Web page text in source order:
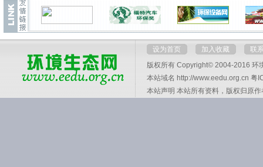
设为首页 加入收藏
联
版权所有 Copyright© 2004-2016 环
本站域名 http://www.eedu.org.cn 粤
本站声明 本站所有资料，版权归原